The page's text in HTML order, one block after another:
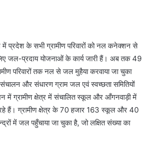
प्रदेश के सभी ग्रामीण परिवारों को नल कनेक्शन से
जल-प्रदाय योजनाओं के कार्य जारी हैं। अब तक 49
परिवारों तक नल से जल मुहैया करवाया जा चुका
और संधारण ग्राम जल एवं स्वच्छता समितियों
में ग्रामीण क्षेत्र में संचालित स्कूल और आँगनवाड़ी में
हैं। ग्रामीण क्षेत्र के 70 हजार 163 स्कूल और 40
में जल पहुँचाया जा चुका है, जो लक्षित संख्या का